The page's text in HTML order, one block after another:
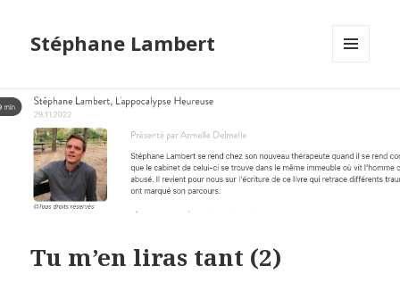
Stéphane Lambert
Tu m’en liras tant (2)